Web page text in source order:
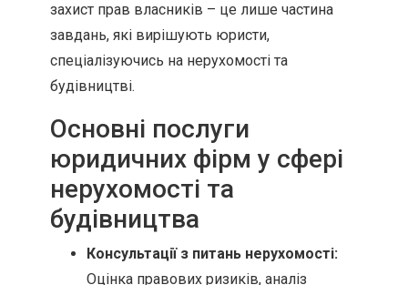
захист прав власників – це лише частина
завдань, які вирішують юристи,
спеціалізуючись на нерухомості та
будівництві.
Основні послуги
юридичних фірм у сфері
нерухомості та
будівництва
Консультації з питань нерухомості:
Оцінка правових ризиків, аналіз